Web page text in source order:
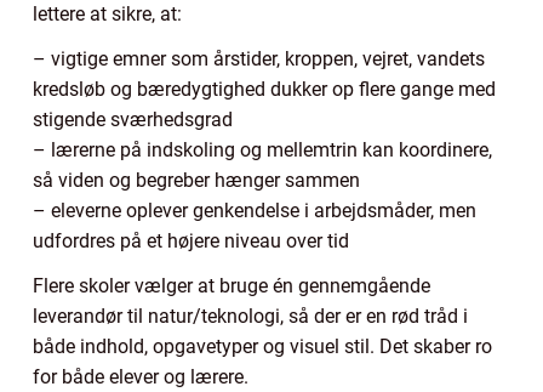
lettere at sikre, at:
– vigtige emner som årstider, kroppen, vejret, vandets
kredsløb og bæredygtighed dukker op flere gange med
stigende sværhedsgrad
– lærerne på indskoling og mellemtrin kan koordinere,
så viden og begreber hænger sammen
– eleverne oplever genkendelse i arbejdsmåder, men
udfordres på et højere niveau over tid
Flere skoler vælger at bruge én gennemgående
leverandør til natur/teknologi, så der er en rød tråd i
både indhold, opgavetyper og visuel stil. Det skaber ro
for både elever og lærere.